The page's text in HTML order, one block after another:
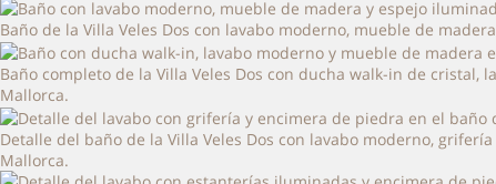
Baño de la Villa Veles Dos con lavabo moderno, mueble de
Baño completo de la Villa Veles Dos con ducha walk-in de
Mallorca.
Detalle del baño de la Villa Veles Dos con lavabo moderno,
Mallorca.